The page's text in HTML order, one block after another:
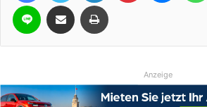
Line Teile per E-Mail Drucken
Anzeige